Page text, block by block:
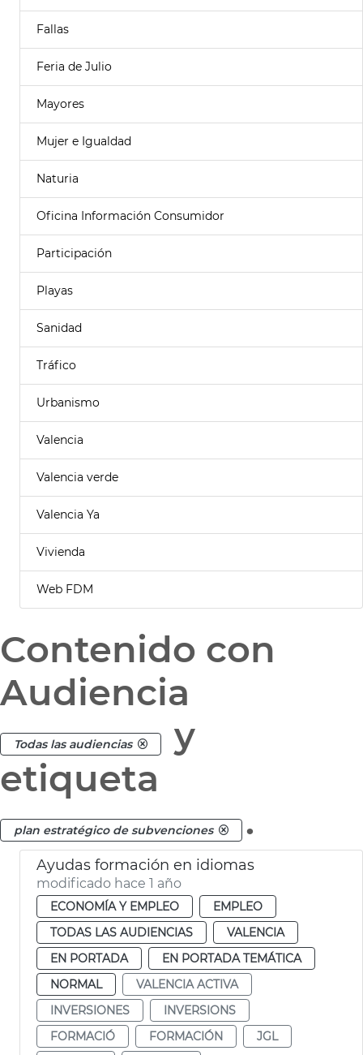
Fallas
Feria de Julio
Mayores
Mujer e Igualdad
Naturia
Oficina Información Consumidor
Participación
Playas
Sanidad
Tráfico
Urbanismo
Valencia
Valencia verde
Valencia Ya
Vivienda
Web FDM
Contenido con
Audiencia
Todas las audiencias
y
etiqueta
plan estratégico de subvenciones .
Ayudas formación en idiomas
modificado hace 1 año
ECONOMÍA Y EMPLEO
EMPLEO
TODAS LAS AUDIENCIAS
VALENCIA
EN PORTADA
EN PORTADA TEMÁTICA
NORMAL
VALENCIA ACTIVA
INVERSIONES
INVERSIONS
FORMACIÓ
FORMACIÓN
JGL